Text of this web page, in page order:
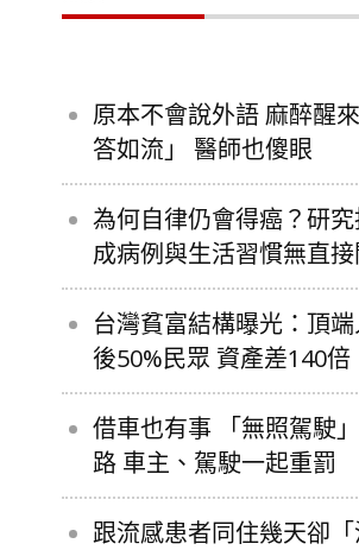
原本不會說外語 麻醉醒
答如流」 醫師也傻眼
為何自律仍會得癌？研
成病例與生活習慣無直
台灣貧富結構曝光：頂
後50%民眾 資產差140倍
借車也有事 「無照駕駛
路 車主、駕駛一起重罰
跟流感患者同住幾天卻